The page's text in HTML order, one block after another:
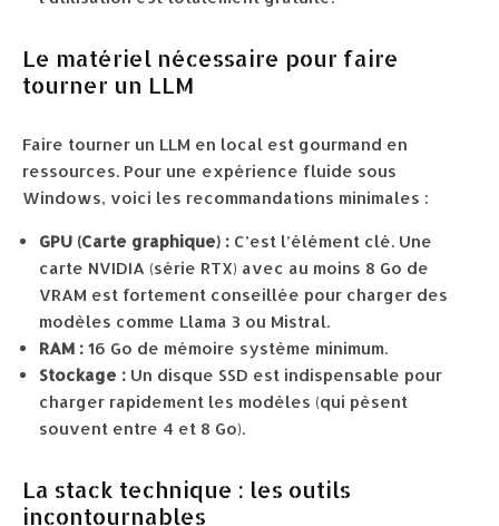
Le matériel nécessaire pour faire
tourner un LLM
Faire tourner un LLM en local est gourmand en
ressources. Pour une expérience fluide sous
Windows, voici les recommandations minimales :
GPU (Carte graphique) : C’est l’élément clé. Une
carte NVIDIA (série RTX) avec au moins 8 Go de
VRAM est fortement conseillée pour charger des
modèles comme Llama 3 ou Mistral.
RAM : 16 Go de mémoire système minimum.
Stockage : Un disque SSD est indispensable pour
charger rapidement les modèles (qui pèsent
souvent entre 4 et 8 Go).
La stack technique : les outils
incontournables